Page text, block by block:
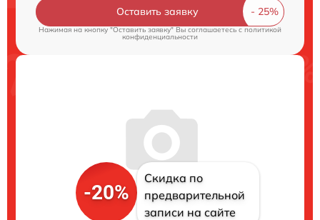
Оставить заявку
Нажимая на кнопку "Оставить заявку" Вы соглашаетесь cполитикой
конфиденциальности
-20%
Скидка по
предварительной
записи на сайте